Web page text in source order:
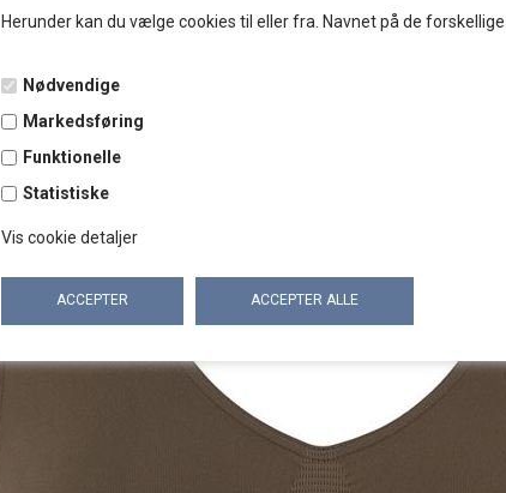
Herunder kan du vælge cookies til eller fra. Navnet på de
Nødvendige
Markedsføring
Funktionelle
Statistiske
Vis cookie detaljer